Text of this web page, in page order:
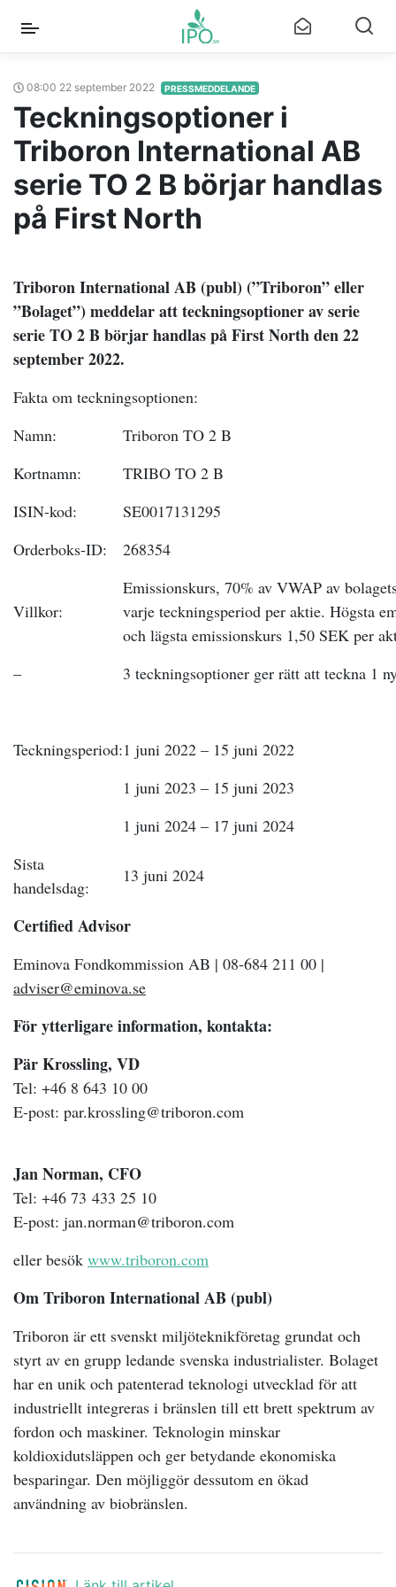
08:00 22 september 2022 PRESSMEDDELANDE
Teckningsoptioner i
Triboron International AB
serie TO 2 B börjar handlas
på First North
Triboron International AB (publ) (”Triboron” eller
”Bolaget”) meddelar att teckningsoptioner av serie
serie TO 2 B börjar handlas på First North den 22
september 2022.
Fakta om teckningsoptionen:
Namn:
Triboron TO 2 B
Kortnamn:
TRIBO TO 2 B
ISIN-kod:
SE0017131295
Orderboks-ID:
268354
Villkor:
Emissionskurs, 70% av VWAP av
varje teckningsperiod per aktie. Högsta
och lägsta emissionskurs 1,50 SEK per
–
3 teckningsoptioner ger rätt att teckna 1
Teckningsperiod:1 juni 2022 – 15 juni 2022
1 juni 2023 – 15 juni 2023
1 juni 2024 – 17 juni 2024
Sista
handelsdag:
13 juni 2024
Certified Advisor
Eminova Fondkommission AB | 08-684 211 00 |
adviser@eminova.se
För ytterligare information, kontakta:
Pär Krossling, VD
Tel: +46 8 643 10 00
E-post: par.krossling@triboron.com
Jan Norman, CFO
Tel: +46 73 433 25 10
E-post: jan.norman@triboron.com
eller besök www.triboron.com
Om Triboron International AB (publ)
Triboron är ett svenskt miljöteknikföretag grundat och
styrt av en grupp ledande svenska industrialister. Bolaget
har en unik och patenterad teknologi utvecklad för att
industriellt integreras i bränslen till ett brett spektrum av
fordon och maskiner. Teknologin minskar
koldioxidutsläppen och ger betydande ekonomiska
besparingar. Den möjliggör dessutom en ökad
användning av biobränslen.